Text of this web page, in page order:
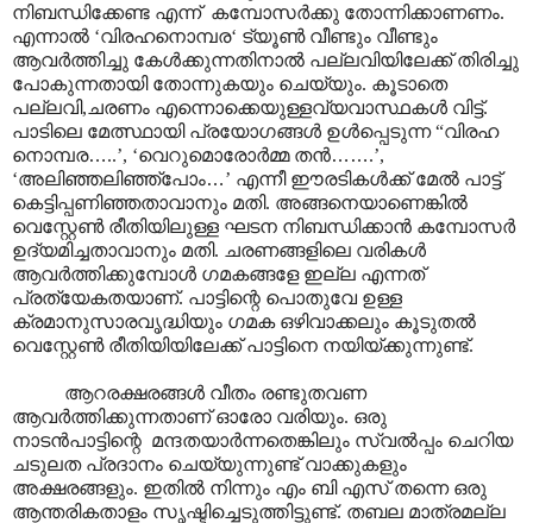
നിബന്ധിക്കേണ്ട എന്ന് കമ്പോസർക്കു തോന്നിക്കാണണം.
എന്നാൽ ‘വിരഹനൊമ്പര‘ ട്യൂൺ വീണ്ടും വീണ്ടും
ആവർത്തിച്ചു കേൾക്കുന്നതിനാൽ പല്ലവിയിലേക്ക് തിരിച്ചു
പോകുന്നതായി തോന്നുകയും ചെയ്യും. കൂടാതെ
പല്ലവി,ചരണം എന്നൊക്കെയുള്ളവ്യവാസ്ഥകൾ വിട്ട്.
പാടിലെ മേത്സ്ഥായി പ്രയോഗങ്ങൾ ഉൾപ്പെടുന്ന “വിരഹ
നൊമ്പര…..’, ‘വെറുമൊരോർമ്മ തൻ…….’,
‘അലിഞ്ഞലിഞ്ഞ്പോം…’ എന്നീ ഈരടികൾക്ക് മേൽ പാട്ട്
കെട്ടിപ്പണിഞ്ഞതാവാനും മതി. അങ്ങനെയാണെങ്കിൽ
വെസ്റ്റേൺ രീതിയിലുള്ള ഘടന നിബന്ധിക്കാൻ കമ്പോസർ
ഉദ്യമിച്ചതാവാനും മതി. ചരണങ്ങളിലെ വരികൾ
ആവർത്തിക്കുമ്പോൾ ഗമകങ്ങളേ ഇല്ല എന്നത്
പ്രത്യേകതയാണ്. പാട്ടിന്റെ പൊതുവേ ഉള്ള
ക്രമാനുസാരവൃദ്ധിയും ഗമക ഒഴിവാക്കലും കൂടുതൽ
വെസ്റ്റേൺ രീതിയിയിലേക്ക് പാട്ടിനെ നയിയ്ക്കുന്നുണ്ട്.
ആറരക്ഷരങ്ങൾ വീതം രണ്ടുതവണ
ആവർത്തിക്കുന്നതാണ് ഓരോ വരിയും. ഒരു
നാടൻപാട്ടിന്റെ മന്ദതയാർന്നതെങ്കിലും സ്വൽ‌പ്പം ചെറിയ
ചടുലത പ്രദാനം ചെയ്യുന്നുണ്ട് വാക്കുകളും
അക്ഷരങ്ങളും. ഇതിൽ നിന്നും എം ബി എസ് തന്നെ ഒരു
ആന്തരികതാളം സൃഷ്ടിച്ചെടുത്തിട്ടുണ്ട്. തബല മാത്രമല്ല